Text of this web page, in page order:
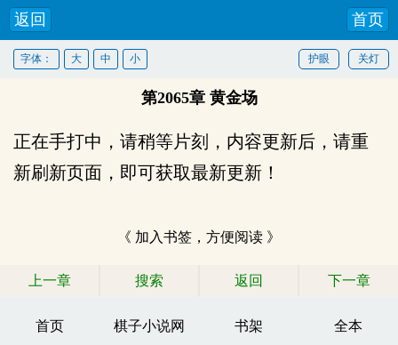
返回 首页
关灯
护眼
字体： 大 中 小
第2065章 黄金场
正在手打中，请稍等片刻，内容更新后，请重
新刷新页面，即可获取最新更新！
《 加入书签，方便阅读 》
上一章 搜索 返回 下一章
首页 棋子小说网 书架 全本